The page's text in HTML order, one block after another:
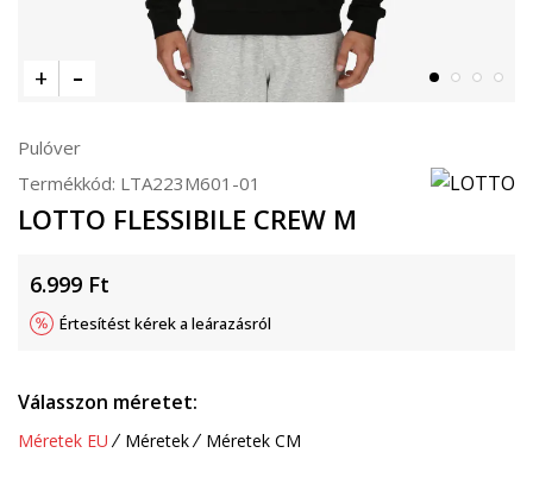
Pulóver
Termékkód: LTA223M601-01
LOTTO FLESSIBILE CREW M
6.999 Ft
Értesítést kérek a leárazásról
Válasszon méretet:
Méretek EU Méretek Méretek CM